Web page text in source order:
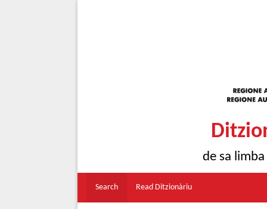
de sa
Search Read Ditzionàriu